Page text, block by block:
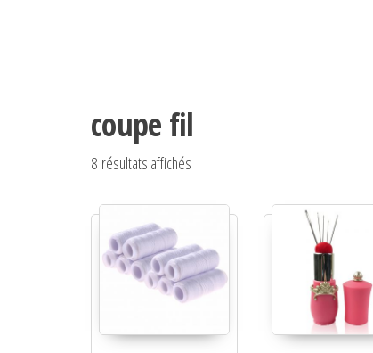
coupe fil
8 résultats affichés